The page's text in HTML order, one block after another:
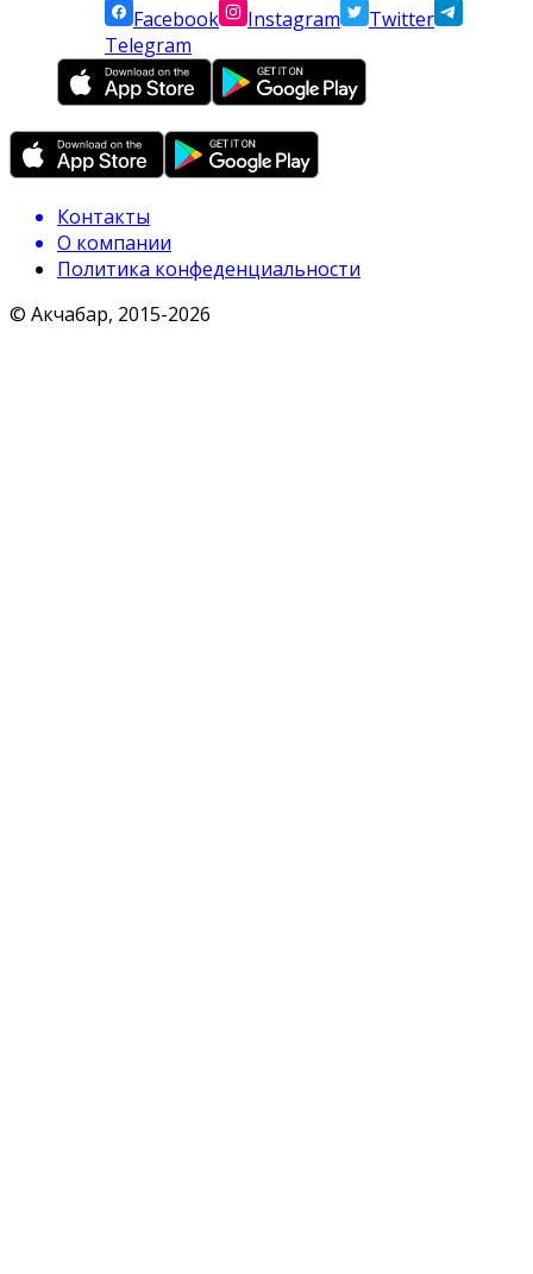
Facebook
Instagram
Twitter
Telegram
Контакты
О компании
Политика конфеденциальности
© Акчабар, 2015-2026